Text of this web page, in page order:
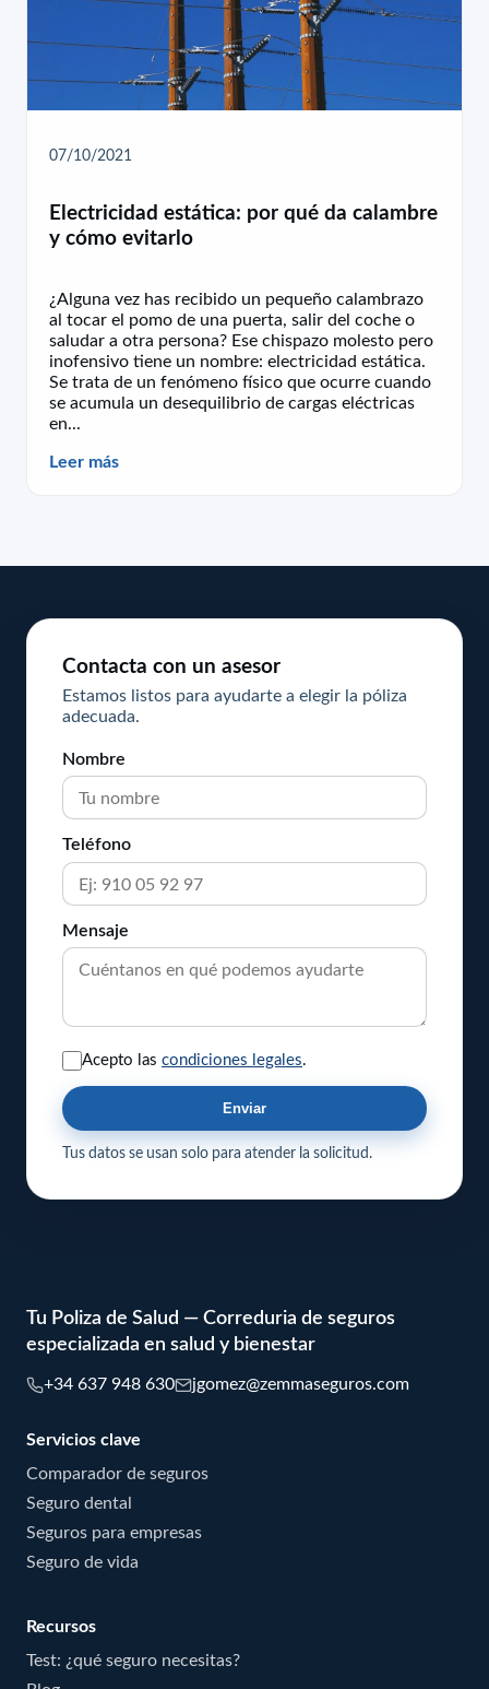
07/10/2021
Electricidad estática: por qué da calambre
y cómo evitarlo
¿Alguna vez has recibido un pequeño calambrazo
al tocar el pomo de una puerta, salir del coche o
saludar a otra persona? Ese chispazo molesto pero
inofensivo tiene un nombre: electricidad estática.
Se trata de un fenómeno físico que ocurre cuando
se acumula un desequilibrio de cargas eléctricas
en...
Leer más
Contacta con un asesor
Estamos listos para ayudarte a elegir la póliza
adecuada.
Nombre
Teléfono
Mensaje
Acepto las condiciones legales.
Enviar
Tus datos se usan solo para atender la solicitud.
Tu Poliza de Salud — Correduria de seguros
especializada en salud y bienestar
+34 637 948 630 jgomez@zemmaseguros.com
Servicios clave
Comparador de seguros
Seguro dental
Seguros para empresas
Seguro de vida
Recursos
Test: ¿qué seguro necesitas?